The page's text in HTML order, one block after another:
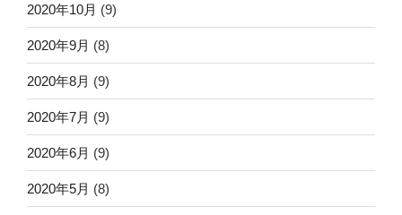
2020年10月 (9)
2020年9月 (8)
2020年8月 (9)
2020年7月 (9)
2020年6月 (9)
2020年5月 (8)